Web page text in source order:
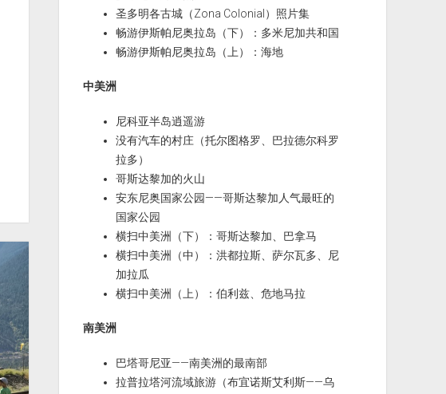
圣多明各古城（Zona Colonial）照片集
畅游伊斯帕尼奥拉岛（下）：多米尼加共和国
畅游伊斯帕尼奥拉岛（上）：海地
中美洲
尼科亚半岛逍遥游
没有汽车的村庄（托尔图格罗、巴拉德尔科罗
拉多）
哥斯达黎加的火山
安东尼奥国家公园——哥斯达黎加人气最旺的
国家公园
横扫中美洲（下）：哥斯达黎加、巴拿马
横扫中美洲（中）：洪都拉斯、萨尔瓦多、尼
加拉瓜
横扫中美洲（上）：伯利兹、危地马拉
南美洲
巴塔哥尼亚——南美洲的最南部
拉普拉塔河流域旅游（布宜诺斯艾利斯——乌